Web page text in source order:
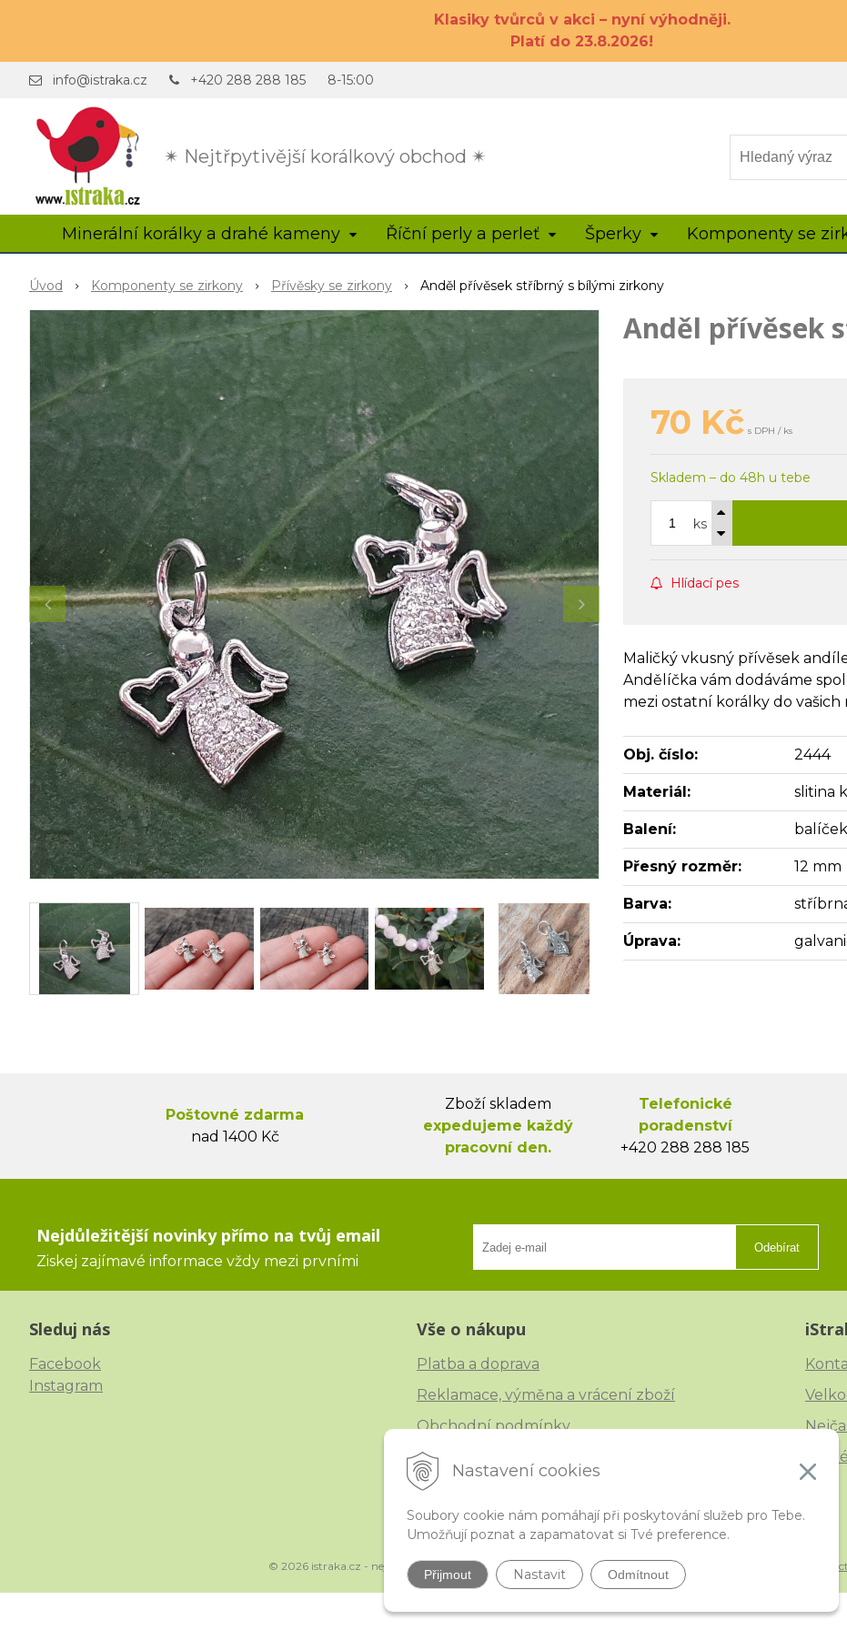
Nastavení cookies
Soubory cookie nám pomáhají při poskytování služeb pro Tebe.
Umožňují poznat a zapamatovat si Tvé preference.
Přijmout Nastavit Odmítnout
Klasiky tvůrců v akci – nyní výhodněji.
Platí do 23.8.2026!
✴ Nejtřpytivější korálkový obchod ✴
info@istraka.cz +420 288 288 185 8-15:00
Minerální korálky a drahé kameny Říční perly a perleť Šperky Komponenty se
Úvod Komponenty se zirkony Přívěsky se zirkony Anděl přívěsek stříbrný s bílými zirkony
Anděl přívěsek
70 Kč s DPH / ks
Skladem – do 48h u tebe
ks
Hlídací pes
Maličký vkusný přívěsek
Andělíčka vám dodáváme
mezi ostatní korálky do
Obj. číslo: 2444
Materiál: slitina
Balení: balíček
Přesný rozměr: 12 mm
Barva:
Úprava:
Poštovné zdarma
nad 1400 Kč
Zboží skladem
expedujeme každý
pracovní den.
Telefonické
poradenství
+420 288 288 185
Nejdůležitější novinky přímo na tvůj email
Ziskej zajímavé informace vždy mezi prvními
Odebírat
Sleduj nás
Facebook
Instagram
Vše o nákupu
Platba a doprava
Reklamace, výměna a vrácení zboží
Obchodní podmínky
Ochrana osobních údajů
© 2026 istraka.cz - nejtřpytivější korálky a polodrahokamy široko daleko • NextShop e-shop Pohoda